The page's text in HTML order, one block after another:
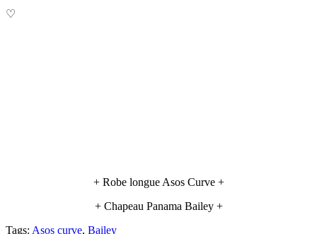
♡
+ Robe longue Asos Curve +
+ Chapeau Panama Bailey +
Tags: Asos curve, Bailey